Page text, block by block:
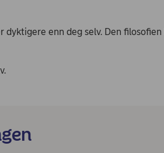
dyktigere enn deg selv. Den filosofien